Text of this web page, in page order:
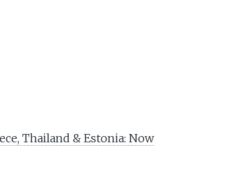
Thailand & Estonia: Now